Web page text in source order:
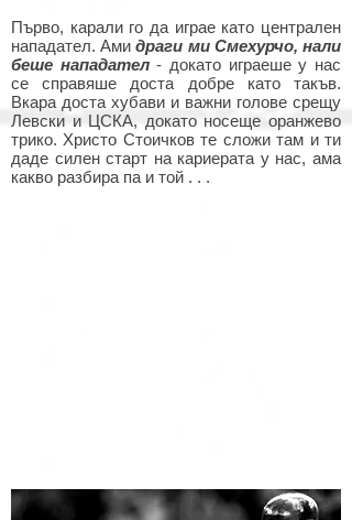
Първо, карали го да играе като централен
нападател. Амидраги ми Смехурчо, нали
беше нападател- докато играеше у нас
се справяше доста добре като такъв.
Вкара доста хубави и важни голове срещу
Левски и ЦСКА, докато носеще оранжево
трико. Христо Стоичков те сложи там и ти
даде силен старт на кариерата у нас, ама
какво разбира па и той . . .